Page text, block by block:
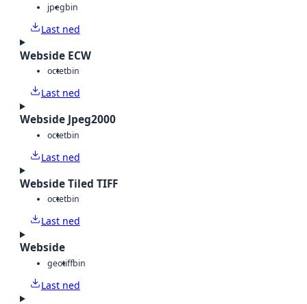
jpegbin
Last ned
Webside ECW
octetbin
Last ned
Webside Jpeg2000
octetbin
Last ned
Webside Tiled TIFF
octetbin
Last ned
Webside
geotiffbin
Last ned